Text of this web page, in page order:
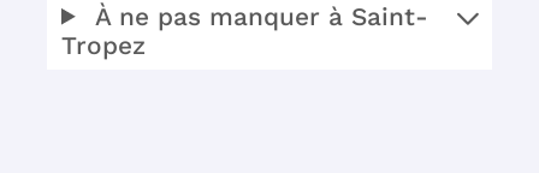
À ne pas manquer à Saint-
Tropez